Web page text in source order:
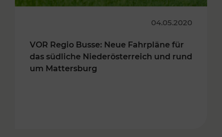
04.05.2020
VOR Regio Busse: Neue Fahrpläne für
das südliche Niederösterreich und rund
um Mattersburg